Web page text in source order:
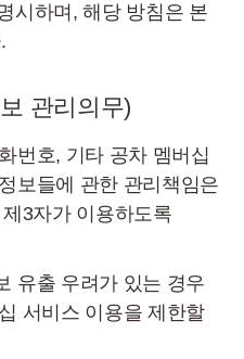
시하며, 해당 방침은 본
관리의무)
번호, 기타 공차 멤버십
보들에 관한 관리책임은
3자가 이용하도록
유출 우려가 있는 경우
서비스 이용을 제한할